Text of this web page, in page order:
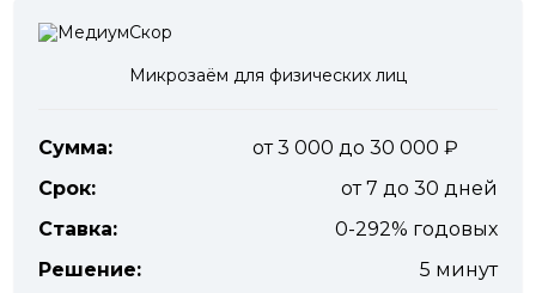
Микрозаём для физических лиц
Сумма:
от 3 000 до 30 000
Срок:
от 7 до 30 дней
Ставка:
0-292% годовых
Решение:
5 минут